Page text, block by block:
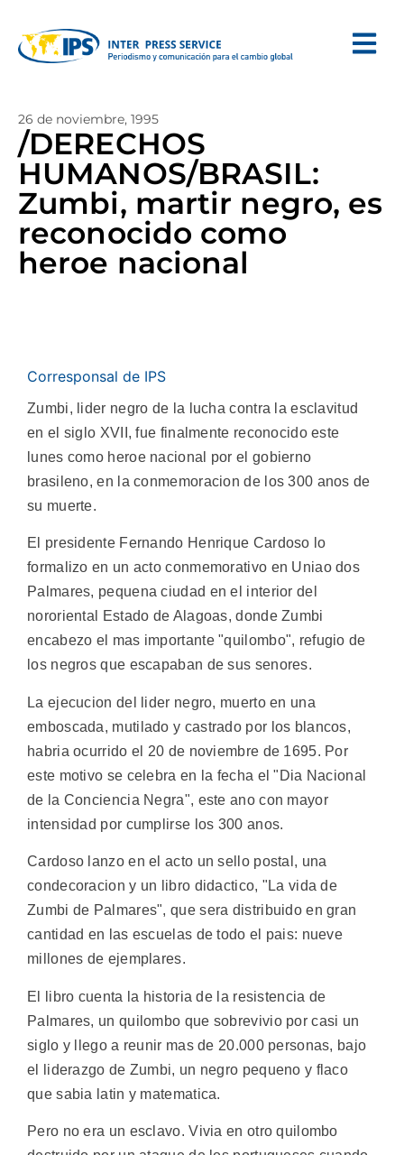
26 de noviembre, 1995
/DERECHOS
HUMANOS/BRASIL:
Zumbi, martir negro, es
reconocido como
heroe nacional
Corresponsal de IPS
Zumbi, lider negro de la lucha contra la esclavitud
en el siglo XVII, fue finalmente reconocido este
lunes como heroe nacional por el gobierno
brasileno, en la conmemoracion de los 300 anos de
su muerte.
El presidente Fernando Henrique Cardoso lo
formalizo en un acto conmemorativo en Uniao dos
Palmares, pequena ciudad en el interior del
nororiental Estado de Alagoas, donde Zumbi
encabezo el mas importante "quilombo", refugio de
los negros que escapaban de sus senores.
La ejecucion del lider negro, muerto en una
emboscada, mutilado y castrado por los blancos,
habria ocurrido el 20 de noviembre de 1695. Por
este motivo se celebra en la fecha el "Dia Nacional
de la Conciencia Negra", este ano con mayor
intensidad por cumplirse los 300 anos.
Cardoso lanzo en el acto un sello postal, una
condecoracion y un libro didactico, "La vida de
Zumbi de Palmares", que sera distribuido en gran
cantidad en las escuelas de todo el pais: nueve
millones de ejemplares.
El libro cuenta la historia de la resistencia de
Palmares, un quilombo que sobrevivio por casi un
siglo y llego a reunir mas de 20.000 personas, bajo
el liderazgo de Zumbi, un negro pequeno y flaco
que sabia latin y matematica.
Pero no era un esclavo. Vivia en otro quilombo